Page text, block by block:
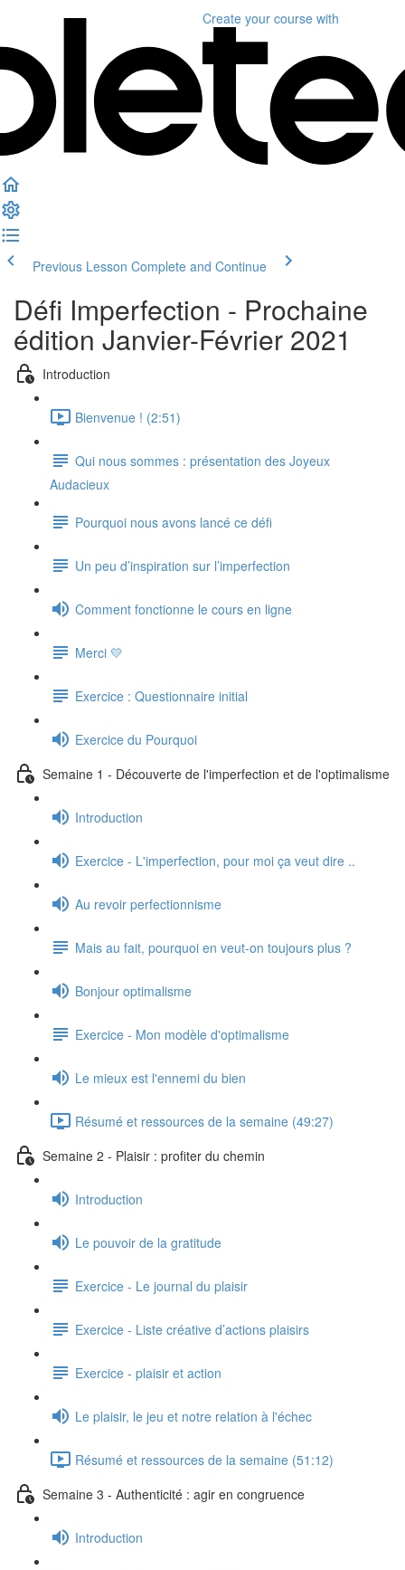
Create your course with
Previous Lesson Complete and Continue
Défi Imperfection - Prochaine
édition Janvier-Février 2021
Introduction
Bienvenue ! (2:51)
Qui nous sommes : présentation des Joyeux
Audacieux
Pourquoi nous avons lancé ce défi
Un peu d’inspiration sur l’imperfection
Comment fonctionne le cours en ligne
Merci 💛
Exercice : Questionnaire initial
Exercice du Pourquoi
Semaine 1 - Découverte de l'imperfection et de l'optimalisme
Introduction
Exercice - L'imperfection, pour moi ça veut dire ..
Au revoir perfectionnisme
Mais au fait, pourquoi en veut-on toujours plus ?
Bonjour optimalisme
Exercice - Mon modèle d'optimalisme
Le mieux est l'ennemi du bien
Résumé et ressources de la semaine (49:27)
Semaine 2 - Plaisir : profiter du chemin
Introduction
Le pouvoir de la gratitude
Exercice - Le journal du plaisir
Exercice - Liste créative d’actions plaisirs
Exercice - plaisir et action
Le plaisir, le jeu et notre relation à l'échec
Résumé et ressources de la semaine (51:12)
Semaine 3 - Authenticité : agir en congruence
Introduction